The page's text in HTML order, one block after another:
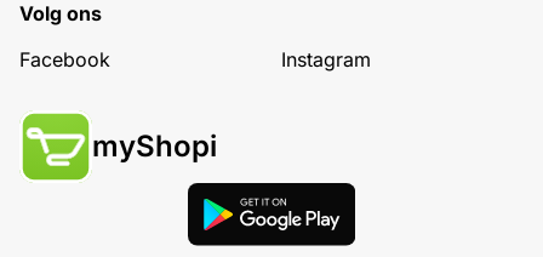
Volg ons
Facebook
Instagram
myShopi